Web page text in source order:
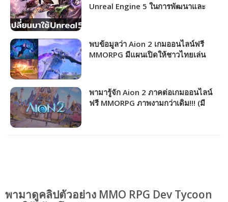
Unreal Engine 5 ในการพัฒนาและ
พบข้อมูลว่า Aion 2 เกมออนไลน์ฟรี
MMORPG มีแผนเปิดให้ชาวไทยเล่น
พามารู้จัก Aion 2 ภาคต่อเกมออนไลน์
ฟรี MMORPG ภาพงามกว่าเดิม!!! (มี
พามาดูคลิปตัวอย่าง MMO RPG Dev Tycoon